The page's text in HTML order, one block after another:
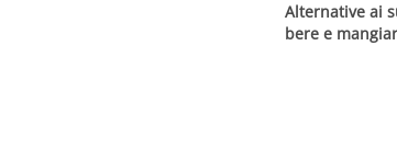
Alternative ai
bere e